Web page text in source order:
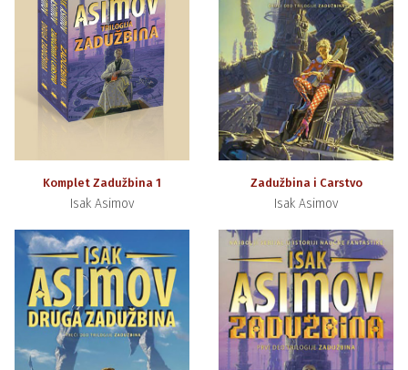
Komplet Zadužbina 1
Isak Asimov
Zadužbina i Carstvo
Isak Asimov